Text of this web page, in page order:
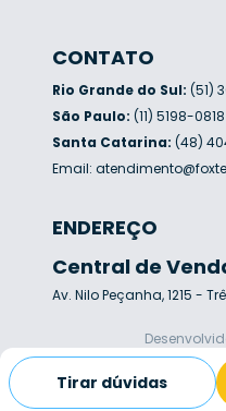
Tirar dúvidas
CONTATO
Rio Grande do Sul: (51)
São Paulo: (11) 5198-0818
Santa Catarina: (48)
Email:
ENDEREÇO
Central de
Av. Nilo Peçanha, 1215 -